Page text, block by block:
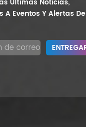
Últimas Noticias,
A Eventos Y Alertas De